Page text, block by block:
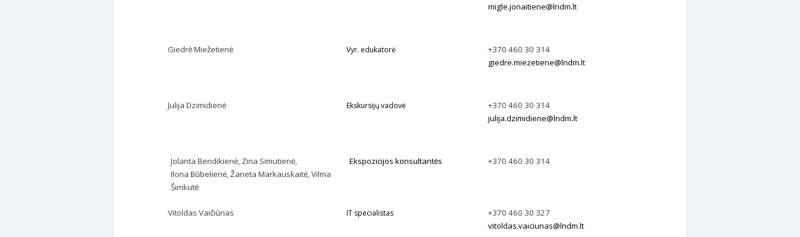
migle.jonaitiene@lndm.lt
Giedrė Miežetienė Vyr. edukatorė
+370 460 30 314
giedre.miezetiene@lndm.lt
Julija Dzimidienė Ekskursijų vadovė
+370 460 30 314
julija.dzimidiene@lndm.lt
Jolanta Bendikienė, Zina Simutienė,
Ilona Būbelienė,Žaneta Markauskaitė, Vilma
Šimkutė
Ekspozicijos konsultantės +370 460 30 314
Vitoldas Vaičiūnas IT specialistas
+370 460 30 327
vitoldas.vaiciunas@lndm.lt